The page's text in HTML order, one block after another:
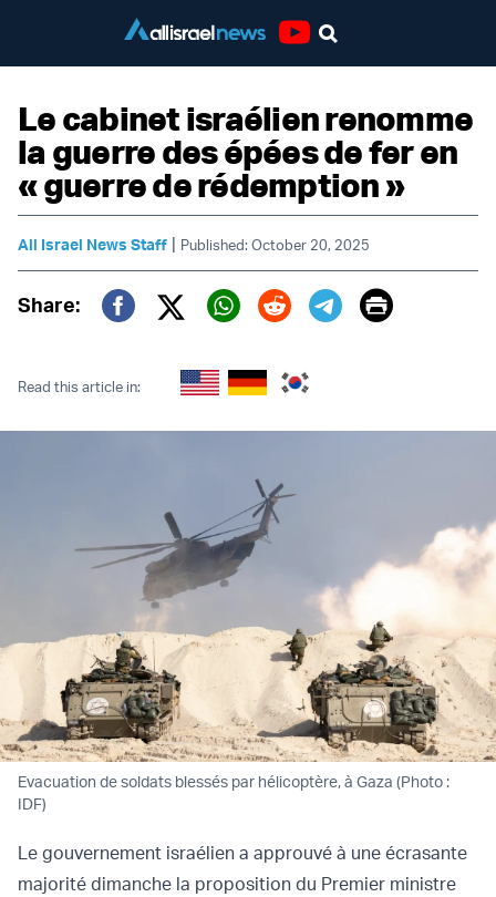
Le cabinet israélien renomme
la guerre des épées de fer en
« guerre de rédemption »
All Israel News Staff | Published: October 20, 2025
Share:
Twitter (X)
Print
Read this article in:
Evacuation de soldats blessés par hélicoptère, à Gaza (Photo :
IDF)
Le gouvernement israélien a approuvé à une écrasante
majorité dimanche la proposition du Premier ministre